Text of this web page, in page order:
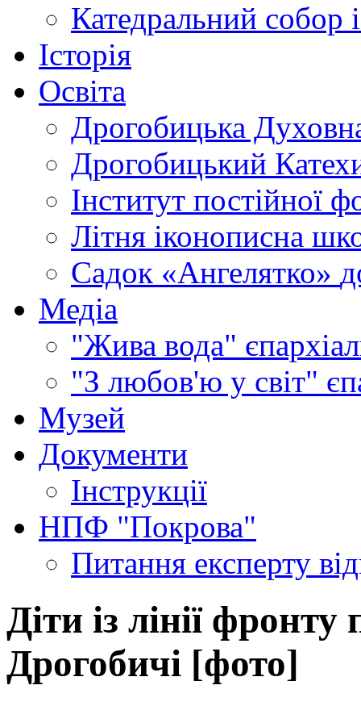
Катедральний собор
Історія
Освіта
Дрогобицька
Дрогобицький
Інститут постійної
Літня іконописна
Садок «Ангелятко»
Медіа
"Жива вода"
"З любов'ю у світ"
Музей
Документи
Інструкції
НПФ "Покрова"
Питання експерту
Діти із лінії
Дрогобичі [фото]